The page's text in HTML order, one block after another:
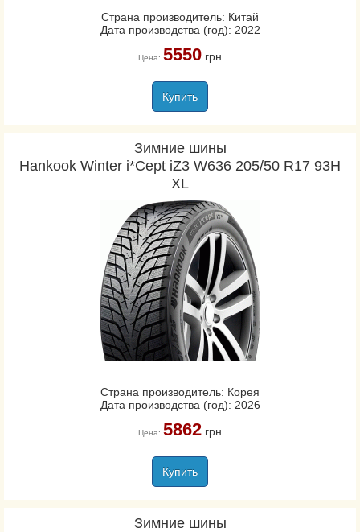
Страна производитель: Китай
Дата производства (год): 2022
Цена: 5550грн
Купить
Зимние шины
Hankook Winter i*Cept iZ3 W636 205/50 R17 93H
XL
Страна производитель: Корея
Дата производства (год): 2026
Цена: 5862грн
Купить
Зимние шины